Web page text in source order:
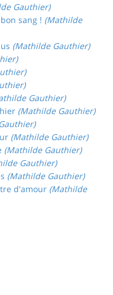
Gauthier)
sang ! (Mathilde
(Mathilde Gauthier)
Gauthier)
(Mathilde Gauthier)
(Mathilde Gauthier)
(Mathilde Gauthier)
Gauthier)
(Mathilde Gauthier)
d'amour (Mathilde